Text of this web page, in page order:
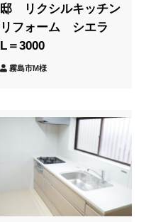
邸 リクシルキッチン
リフォーム シエラ
L＝3000
霧島市M様